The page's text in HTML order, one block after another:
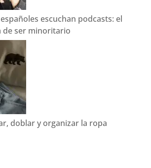
escuchan podcasts: el
ser minoritario
doblar y organizar la ropa